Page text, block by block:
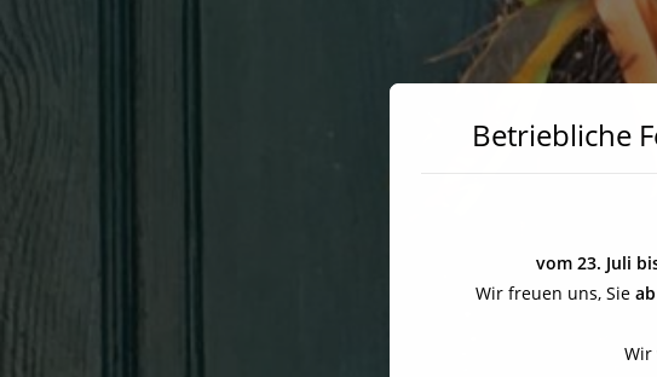
Betriebliche
vom 23. Juli
Wir freuen uns, Sie
Wir